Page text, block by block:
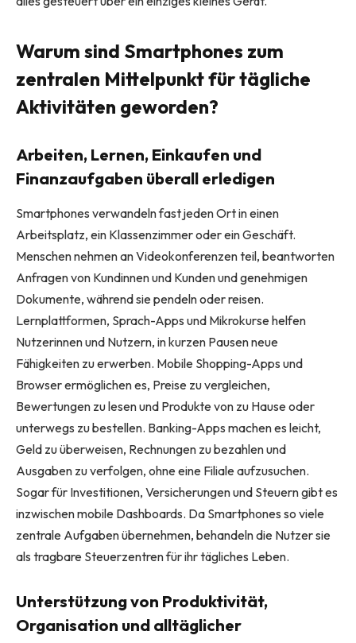
Warum sind Smartphones zum
zentralen Mittelpunkt für tägliche
Aktivitäten geworden?
Arbeiten, Lernen, Einkaufen und
Finanzaufgaben überall erledigen
Smartphones verwandeln fast jeden Ort in einen
Arbeitsplatz, ein Klassenzimmer oder ein Geschäft.
Menschen nehmen an Videokonferenzen teil, beantworten
Anfragen von Kundinnen und Kunden und genehmigen
Dokumente, während sie pendeln oder reisen.
Lernplattformen, Sprach-Apps und Mikrokurse helfen
Nutzerinnen und Nutzern, in kurzen Pausen neue
Fähigkeiten zu erwerben. Mobile Shopping-Apps und
Browser ermöglichen es, Preise zu vergleichen,
Bewertungen zu lesen und Produkte von zu Hause oder
unterwegs zu bestellen. Banking-Apps machen es leicht,
Geld zu überweisen, Rechnungen zu bezahlen und
Ausgaben zu verfolgen, ohne eine Filiale aufzusuchen.
Sogar für Investitionen, Versicherungen und Steuern gibt es
inzwischen mobile Dashboards. Da Smartphones so viele
zentrale Aufgaben übernehmen, behandeln die Nutzer sie
als tragbare Steuerzentren für ihr tägliches Leben.
Unterstützung von Produktivität,
Organisation und alltäglicher